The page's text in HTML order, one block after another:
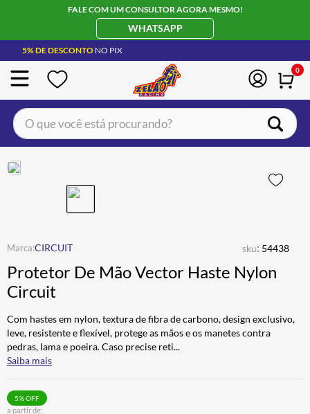
FALE COM UM CONSULTOR AGORA MESMO!
WHATSAPP
5% DE DESCONTO NO PIX
0
O que você está procurando?
CIRCUIT sku: 54438
Protetor De Mão Vector Haste Nylon
Circuit
Com hastes em nylon, textura de fibra de carbono, design exclusivo,
leve, resistente e flexível, protege as mãos e os manetes contra
pedras, lama e poeira. Caso precise reti...
Saiba mais
a partir de:
5% OFF
BOTA
4º ÓCULOS SOLAR
5º LUVA
6º BAU
7º ALPINESTAR
8º AIROH
9º CALÇA
10º